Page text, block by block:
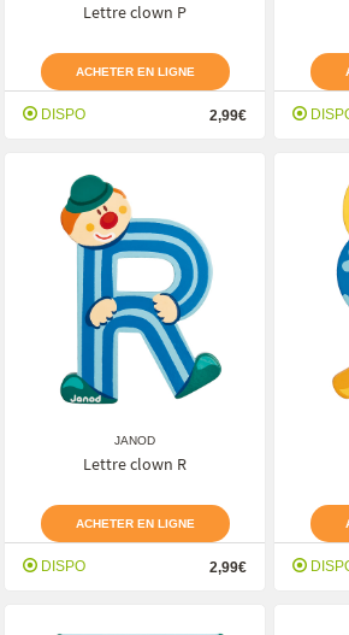
Lettre clown P
ACHETER EN LIGNE
DISPO 2,99€
JANOD
Lettre clown R
ACHETER EN LIGNE
DISPO 2,99€